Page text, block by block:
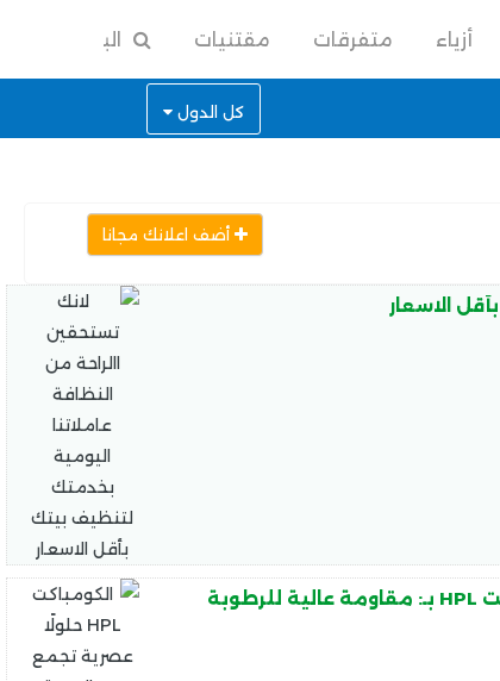
أزياء متفرقات مقتنيات البحث
كل الدول
أضف اعلانك مجانا
الاسعار